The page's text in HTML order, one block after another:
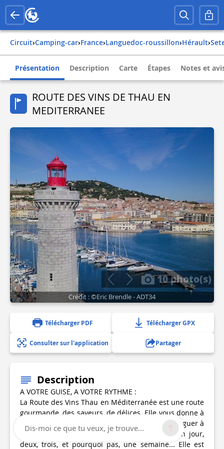
Circuit› Camping-car› france› languedoc-roussillon› hérault›
Présentation Description Carte Étapes Notes et
ROUTE DES VINS DE THAU EN
MEDITERRANEE
10 photo(s)
Crédit : ©Eric Brendle - ADT34
Télécharger PDF Télécharger GPX
Consulter sur l'application Partager
Description
A VOTRE GUISE, A VOTRE RYTHME :
La Route des Vins Thau en Méditerranée est une route
gourmande, des saveurs, de délices. Elle vous donne à
vivre un côté mer, un côté terre. Elle est à conjuguer à
votre goût, à votre guise, en toute liberté ! Un jour,
deux, trois, et pourquoi pas, une semaine... Elle est
Dis-moi ce que tu veux, je trouve...